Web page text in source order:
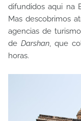
difundidos aqui na
Mas descobrimos
agencias de
deDarshan, que
horas.